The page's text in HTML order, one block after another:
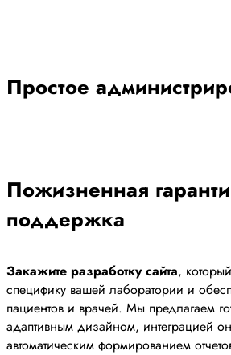
Простое
Пожизненная
поддержка
Закажите разработку сайта,
специфику вашей лаборатории и
пациентов и врачей. Мы предлагаем
адаптивным дизайном, интеграцией
автоматическим формированием